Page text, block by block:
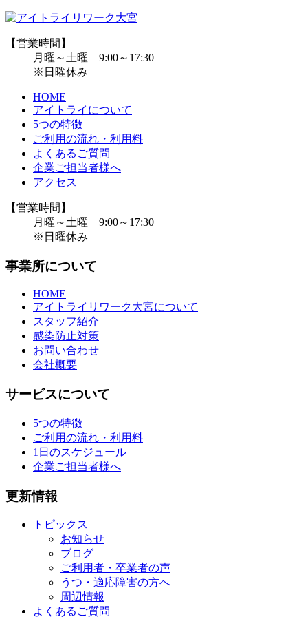
【営業時間】
月曜～土曜 9:00～17:30
※日曜休み
HOME
アイトライについて
5つの特徴
ご利用の流れ・利用料
よくあるご質問
企業ご担当者様へ
アクセス
【営業時間】
月曜～土曜 9:00～17:30
※日曜休み
事業所について
HOME
アイトライリワーク大宮について
スタッフ紹介
感染防止対策
お問い合わせ
会社概要
サービスについて
5つの特徴
ご利用の流れ・利用料
1日のスケジュール
企業ご担当者様へ
更新情報
トピックス
お知らせ
ブログ
ご利用者・卒業者の声
うつ・適応障害の方へ
周辺情報
よくあるご質問